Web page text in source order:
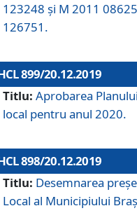
123248 și M 2011
126751.
899/20.12.2019
Titlu: Aprobarea
local pentru anul 2020.
898/20.12.2019
Titlu: Desemnarea
Local al Municipiului